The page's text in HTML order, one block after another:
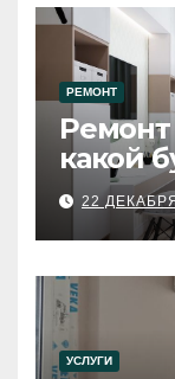
РЕМОНТ
Ремонт
какой
22
УСЛУГИ